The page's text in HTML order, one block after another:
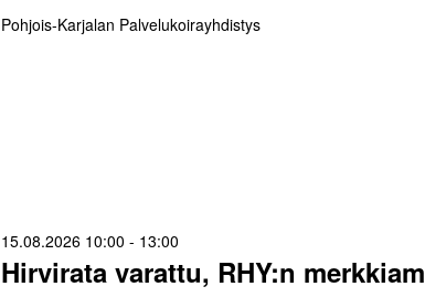
Pohjois-Karjalan Palvelukoirayhdistys
Hirvirata varattu, RHY:n
15.08.2026 10:00 - 13:00